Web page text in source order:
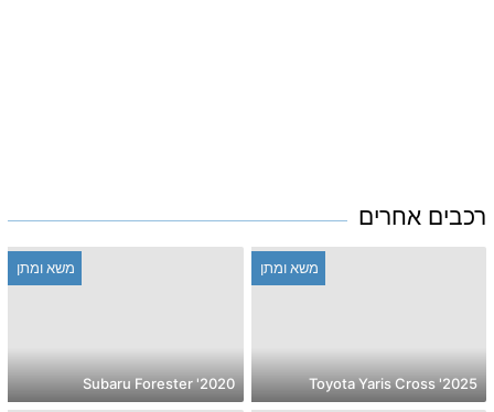
רכבים אחרים
משא ומתן
2025' Toyota Yaris Cross
משא ומתן
2020' Subaru Forester